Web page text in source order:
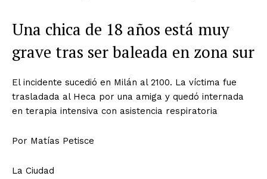
Una chica de 18 años está muy
grave tras ser baleada en zona sur
El incidente sucedió en Milán al 2100. La víctima fue
trasladada al Heca por una amiga y quedó internada
en terapia intensiva con asistencia respiratoria
Por Matías Petisce
La Ciudad